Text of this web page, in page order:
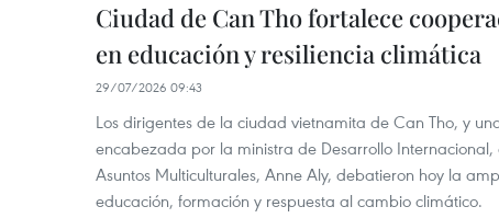
Ciudad de Can Tho fortalece
en educación y resiliencia climática
29/07/2026 09:43
Los dirigentes de la ciudad vietnamita de Can Tho, y
encabezada por la ministra de Desarrollo Internacional,
Asuntos Multiculturales, Anne Aly, debatieron hoy la
educación, formación y respuesta al cambio climático.